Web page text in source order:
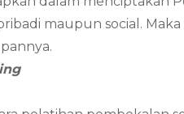
maupun social.